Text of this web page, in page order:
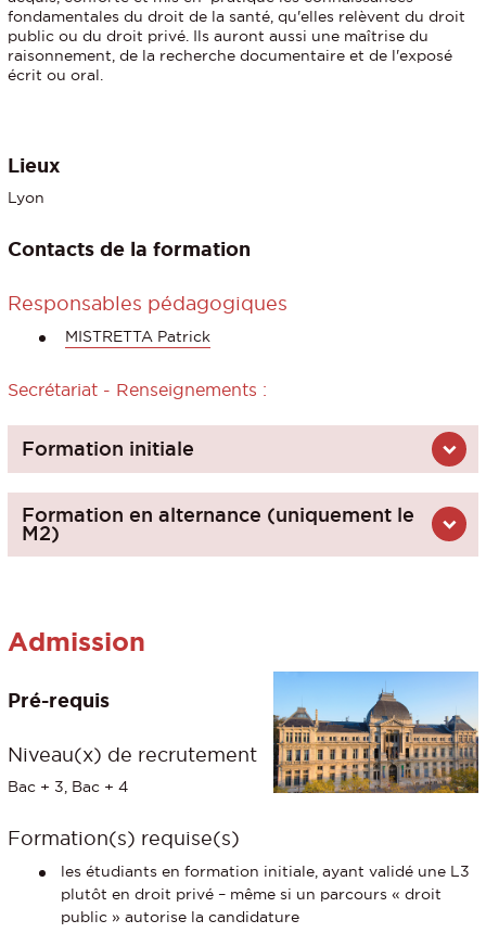
fondamentales du droit de la santé, qu'elles relèvent du droit
public ou du droit privé. Ils auront aussi une maîtrise du
raisonnement, de la recherche documentaire et de l'exposé
écrit ou oral.
Lieux
Lyon
Contacts de la formation
Responsables pédagogiques
MISTRETTA Patrick
Secrétariat - Renseignements :
Formation initiale
Formation en alternance (uniquement le
M2)
Admission
Pré-requis
Niveau(x) de recrutement
Bac + 3, Bac + 4
Formation(s) requise(s)
les étudiants en formation initiale, ayant validé une L3
plutôt en droit privé – même si un parcours « droit
public » autorise la candidature